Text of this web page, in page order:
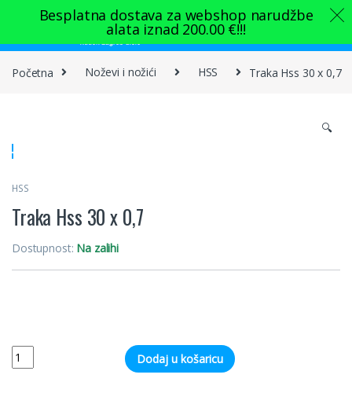
Skip to navigation
Skip to content
Početna Noževi i nožići HSS Traka Hss 30 x 0,7
🔍
HSS
Traka Hss 30 x 0,7
Dostupnost: Na zalihi
Quantity Dodaj u košaricu
Besplatna dostava za webshop narudžbe
alata iznad 200.00 €!!!